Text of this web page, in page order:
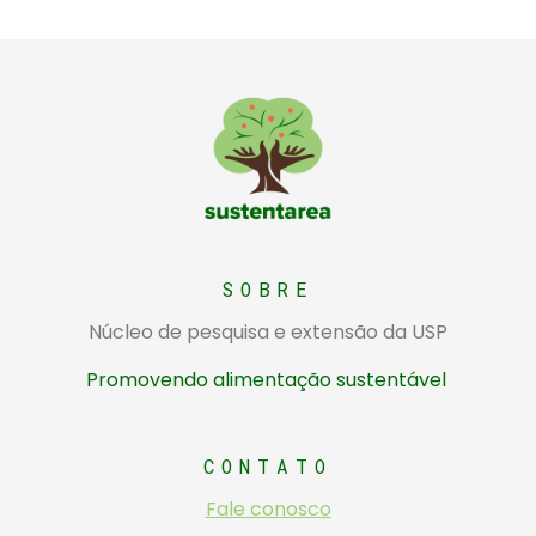
SOBRE
Núcleo de pesquisa e extensão da USP
Promovendo alimentação sustentável
CONTATO
Fale conosco